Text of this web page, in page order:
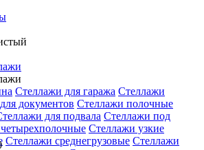
Стеллажи для гаража Стеллажи
документов Стеллажи полочные
для подвала Стеллажи под
Стеллажи узкие
Стеллажи среднегрузовые Стеллажи